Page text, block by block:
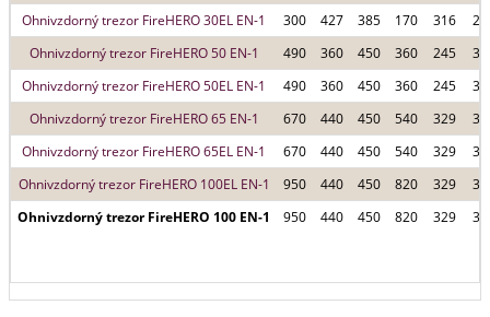
Ohnivzdorný trezor FireHERO 30EL EN-1
300 427 385 170 316
Ohnivzdorný trezor FireHERO 50 EN-1
490 360 450 360 245
Ohnivzdorný trezor FireHERO 50EL EN-1
490 360 450 360 245
Ohnivzdorný trezor FireHERO 65 EN-1
670 440 450 540 329
Ohnivzdorný trezor FireHERO 65EL EN-1
670 440 450 540 329
Ohnivzdorný trezor FireHERO 100EL EN-1
950 440 450 820 329
Ohnivzdorný trezor FireHERO 100 EN-1
950 440 450 820 329